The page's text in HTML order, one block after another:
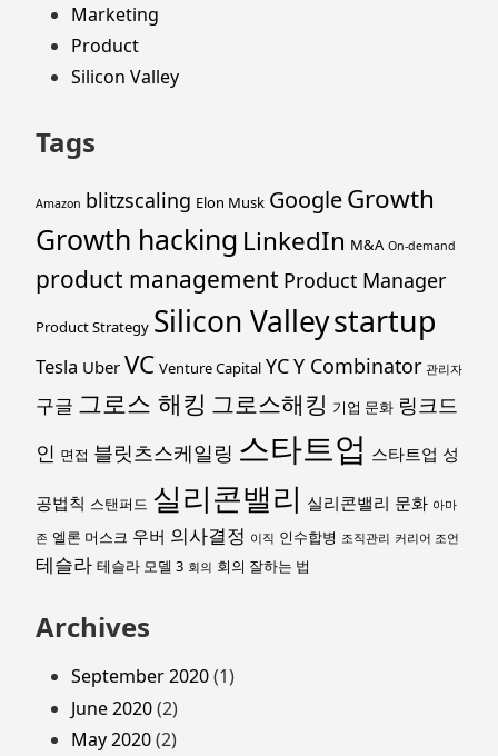
Marketing
Product
Silicon Valley
Tags
Amazon blitzscaling Elon Musk GoogleGrowth
Growth hacking LinkedIn M&A On-demand
product management Product Manager
Product Strategy Silicon Valleystartup
Tesla Uber VC Venture Capital YCY Combinator 관리자
구글 그로스 해킹 그로스해킹 기업 문화 링크드
인 면접 블릿츠스케일링 스타트업 스타트업 성
공법칙 스탠퍼드 실리콘밸리 실리콘밸리 문화 아마
존 엘론 머스크 우버 의사결정 이직 인수합병 조직관리 커리어 조언
테슬라 테슬라 모델 3 회의 회의 잘하는 법
Archives
September 2020(1)
June 2020(2)
May 2020(2)